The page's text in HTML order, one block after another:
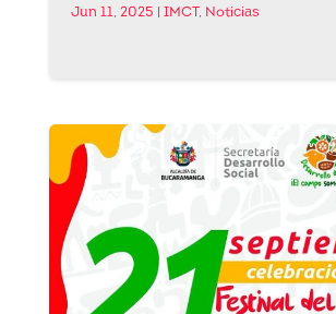
Jun 11, 2025 IMCT, Noticias